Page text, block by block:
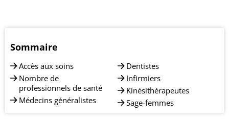
Sommaire
Accès aux soins
Nombre de
professionnels de santé
Médecins généralistes
Dentistes
Infirmiers
Kinésithérapeutes
Sage-femmes